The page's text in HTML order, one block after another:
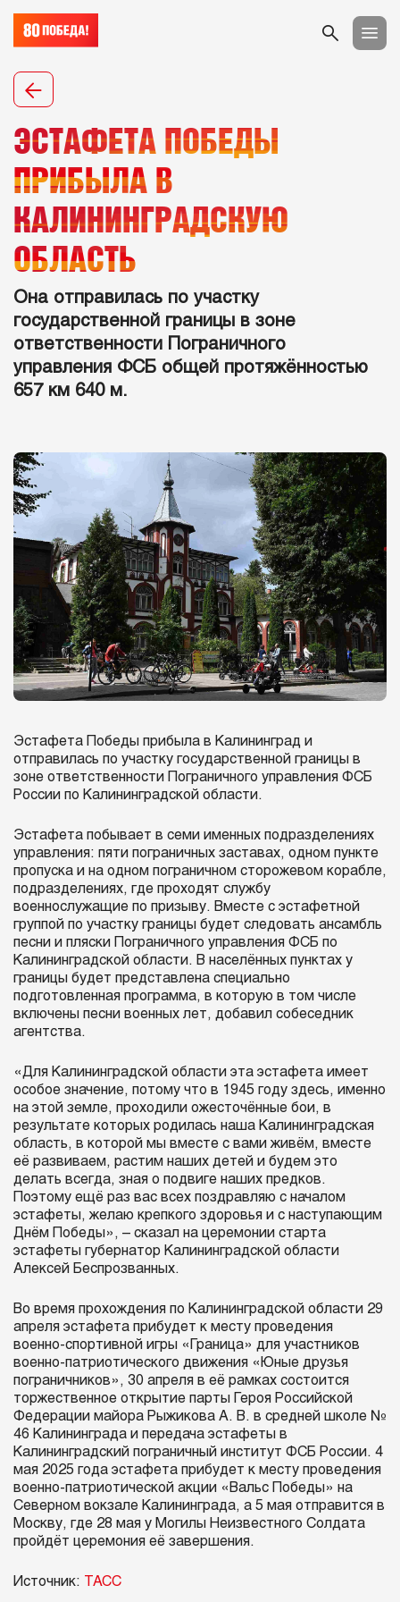
ЭСТАФЕТА ПОБЕДЫ
ПРИБЫЛА В
КАЛИНИНГРАДСКУЮ
ОБЛАСТЬ
Она отправилась по участку
государственной границы в зоне
ответственности Пограничного
управления ФСБ общей протяжённостью
657 км 640 м.
Эстафета Победы прибыла в Калининград и
отправилась по участку государственной границы в
зоне ответственности Пограничного управления ФСБ
России по Калининградской области.
Эстафета побывает в семи именных подразделениях
управления: пяти пограничных заставах, одном пункте
пропуска и на одном пограничном сторожевом корабле,
подразделениях, где проходят службу
военнослужащие по призыву. Вместе с эстафетной
группой по участку границы будет следовать ансамбль
песни и пляски Пограничного управления ФСБ по
Калининградской области. В населённых пунктах у
границы будет представлена специально
подготовленная программа, в которую в том числе
включены песни военных лет, добавил собеседник
агентства.
«Для Калининградской области эта эстафета имеет
особое значение, потому что в 1945 году здесь, именно
на этой земле, проходили ожесточённые бои, в
результате которых родилась наша Калининградская
область, в которой мы вместе с вами живём, вместе
её развиваем, растим наших детей и будем это
делать всегда, зная о подвиге наших предков.
Поэтому ещё раз вас всех поздравляю с началом
эстафеты, желаю крепкого здоровья и с наступающим
Днём Победы», – сказал на церемонии старта
эстафеты губернатор Калининградской области
Алексей Беспрозванных.
Во время прохождения по Калининградской области 29
апреля эстафета прибудет к месту проведения
военно-спортивной игры «Граница» для участников
военно-патриотического движения «Юные друзья
пограничников», 30 апреля в её рамках состоится
торжественное открытие парты Героя Российской
Федерации майора Рыжикова А. В. в средней школе №
46 Калининграда и передача эстафеты в
Калининградский пограничный институт ФСБ России. 4
мая 2025 года эстафета прибудет к месту проведения
военно-патриотической акции «Вальс Победы» на
Северном вокзале Калининграда, а 5 мая отправится в
Москву, где 28 мая у Могилы Неизвестного Солдата
пройдёт церемония её завершения.
Источник: ТАСС